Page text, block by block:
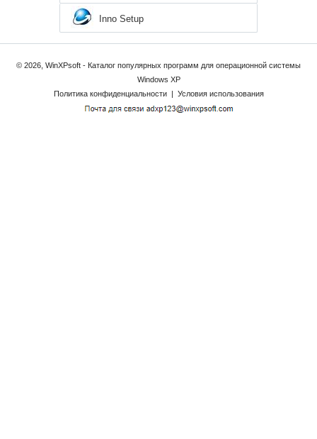
Inno Setup
© 2026, WinXPsoft - Каталог популярных программ для операционной системы
Windows XP
Политика конфиденциальности
| Условия использования